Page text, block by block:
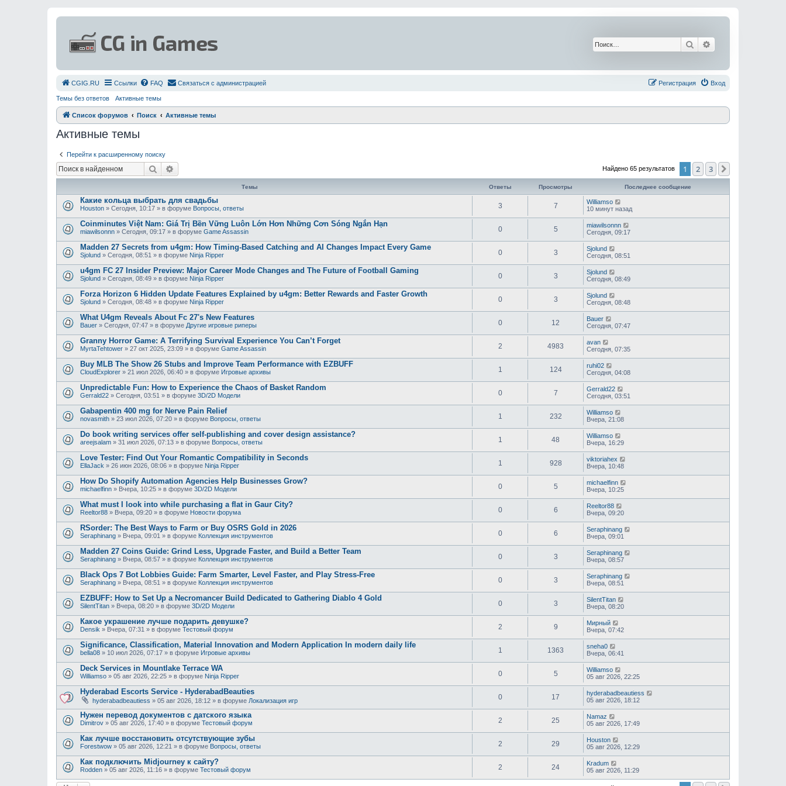
Поиск
СGIG.RU Ссылки FAQ Связаться с администрацией Вход
Регистрация
Темы без ответов Активные темы
Список форумов Поиск Активные темы
Активные темы
Перейти к расширенному поиску
Поиск Найдено 65 результатов 1 2 3
Темы Ответы Просмотры Последнее сообщение
Какие кольца выбрать для свадьбы
Houston » Сегодня, 10:17 » в форуме Вопросы, ответы 3 7
Williamso
10 минут назад
Coinminutes Việt Nam: Giá Trị Bền Vững Luôn Lớn Hơn Những Cơn Sóng Ngắn Hạn
miawilsonnn » Сегодня, 09:17 » в форуме Game Assassin 0 5
miawilsonnn
Сегодня, 09:17
Madden 27 Secrets from u4gm: How Timing-Based Catching and AI Changes Impact Every Game
Sjolund » Сегодня, 08:51 » в форуме Ninja Ripper 0 3
Sjolund
Сегодня, 08:51
u4gm FC 27 Insider Preview: Major Career Mode Changes and The Future of Football Gaming
Sjolund » Сегодня, 08:49 » в форуме Ninja Ripper 0 3
Sjolund
Сегодня, 08:49
Forza Horizon 6 Hidden Update Features Explained by u4gm: Better Rewards and Faster Growth
Sjolund » Сегодня, 08:48 » в форуме Ninja Ripper 0 3
Sjolund
Сегодня, 08:48
What U4gm Reveals About Fc 27's New Features
Bauer » Сегодня, 07:47 » в форуме Другие игровые риперы 0 12
Bauer
Сегодня, 07:47
Granny Horror Game: A Terrifying Survival Experience You Can’t Forget
MyrtaTehtower » 27 окт 2025, 23:09 » в форуме Game Assassin 2 4983
avan
Сегодня, 07:35
Buy MLB The Show 26 Stubs and Improve Team Performance with EZBUFF
CloudExplorer » 21 июл 2026, 06:40 » в форуме Игровые архивы 1 124
ruhi02
Сегодня, 04:08
Unpredictable Fun: How to Experience the Chaos of Basket Random
Gerrald22 » Сегодня, 03:51 » в форуме 3D/2D Модели 0 7
Gerrald22
Сегодня, 03:51
Gabapentin 400 mg for Nerve Pain Relief
novasmith » 23 июл 2026, 07:20 » в форуме Вопросы, ответы 1 232
Williamso
Вчера, 21:08
Do book writing services offer self-publishing and cover design assistance?
areejsalam » 31 июл 2026, 07:13 » в форуме Вопросы, ответы 1 48
Williamso
Вчера, 16:29
Love Tester: Find Out Your Romantic Compatibility in Seconds
EllaJack » 26 июн 2026, 08:06 » в форуме Ninja Ripper 1 928
viktoriahex
Вчера, 10:48
How Do Shopify Automation Agencies Help Businesses Grow?
michaelfinn » Вчера, 10:25 » в форуме 3D/2D Модели 0 5
michaelfinn
Вчера, 10:25
What must I look into while purchasing a flat in Gaur City?
Reeltor88 » Вчера, 09:20 » в форуме Новости форума 0 6
Reeltor88
Вчера, 09:20
RSorder: The Best Ways to Farm or Buy OSRS Gold in 2026
Seraphinang » Вчера, 09:01 » в форуме Коллекция инструментов 0 6
Seraphinang
Вчера, 09:01
Madden 27 Coins Guide: Grind Less, Upgrade Faster, and Build a Better Team
Seraphinang » Вчера, 08:57 » в форуме Коллекция инструментов 0 3
Seraphinang
Вчера, 08:57
Black Ops 7 Bot Lobbies Guide: Farm Smarter, Level Faster, and Play Stress-Free
Seraphinang » Вчера, 08:51 » в форуме Коллекция инструментов 0 3
Seraphinang
Вчера, 08:51
EZBUFF: How to Set Up a Necromancer Build Dedicated to Gathering Diablo 4 Gold
SilentTitan » Вчера, 08:20 » в форуме 3D/2D Модели 0 3
SilentTitan
Вчера, 08:20
Какое украшение лучше подарить девушке?
Densik » Вчера, 07:31 » в форуме Тестовый форум 2 9
Мирный
Вчера, 07:42
Significance, Classification, Material Innovation and Modern Application In modern daily life
bella08 » 10 июл 2026, 07:17 » в форуме Игровые архивы 1 1363
sneha0
Вчера, 06:41
Deck Services in Mountlake Terrace WA
Williamso » 05 авг 2026, 22:25 » в форуме Ninja Ripper 0 5
Williamso
05 авг 2026, 22:25
Hyderabad Escorts Service - HyderabadBeauties
hyderabadbeautiess » 05 авг 2026, 18:12 » в форуме Локализация игр 0 17
hyderabadbeautiess
05 авг 2026, 18:12
Нужен перевод документов с датского языка
Dimitrov » 05 авг 2026, 17:40 » в форуме Тестовый форум 2 25
Namaz
05 авг 2026, 17:49
Как лучше восстановить отсутствующие зубы
Forestwow » 05 авг 2026, 12:21 » в форуме Вопросы, ответы 2 29
Houston
05 авг 2026, 12:29
Как подключить Midjourney к сайту?
Rodden » 05 авг 2026, 11:16 » в форуме Тестовый форум 2 24
Kradum
05 авг 2026, 11:29